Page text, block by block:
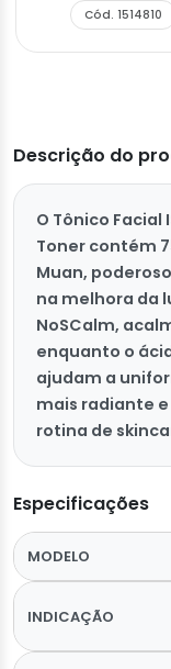
Cód. 1514810
Descrição do
O Tônico Facial
Toner contém
Muan,
na melhora da
NoSCalm,
enquanto o
ajudam a
mais radiante
rotina de
Especificações
MODELO
INDICAÇÃO